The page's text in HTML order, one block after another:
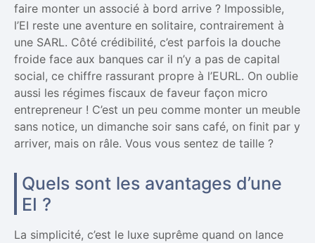
faire monter un associé à bord arrive ? Impossible,
l’EI reste une aventure en solitaire, contrairement à
une SARL. Côté crédibilité, c’est parfois la douche
froide face aux banques car il n’y a pas de capital
social, ce chiffre rassurant propre à l’EURL. On oublie
aussi les régimes fiscaux de faveur façon micro
entrepreneur ! C’est un peu comme monter un meuble
sans notice, un dimanche soir sans café, on finit par y
arriver, mais on râle. Vous vous sentez de taille ?
Quels sont les avantages d’une
EI ?
La simplicité, c’est le luxe suprême quand on lance